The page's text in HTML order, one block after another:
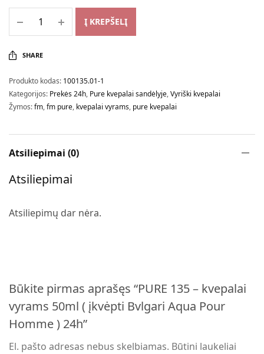
Į KREPŠELĮ
SHARE
Produkto kodas: 100135.01-1
Kategorijos: Prekės 24h, Pure kvepalai sandėlyje,Vyriški kvepalai
Žymos:fm,fm pure, kvepalai vyrams, pure kvepalai
Atsiliepimai (0)
Atsiliepimai
Atsiliepimų dar nėra.
Būkite pirmas aprašęs “PURE 135 – kvepalai
vyrams 50ml ( įkvėpti Bvlgari Aqua Pour
Homme ) 24h”
El. pašto adresas nebus skelbiamas. Būtini laukeliai